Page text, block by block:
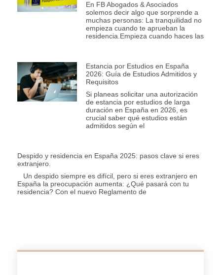
En FB Abogados & Asociados
solemos decir algo que sorprende a
muchas personas: La tranquilidad no
empieza cuando te aprueban la
residencia.Empieza cuando haces las
Estancia por Estudios en España
2026: Guía de Estudios Admitidos y
Requisitos
Si planeas solicitar una autorización
de estancia por estudios de larga
duración en España en 2026, es
crucial saber qué estudios están
admitidos según el
Despido y residencia en España 2025: pasos clave si eres
extranjero.
Un despido siempre es difícil, pero si eres extranjero en
España la preocupación aumenta: ¿Qué pasará con tu
residencia? Con el nuevo Reglamento de